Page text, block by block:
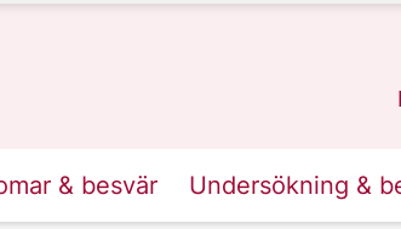
& besvär Undersökning &